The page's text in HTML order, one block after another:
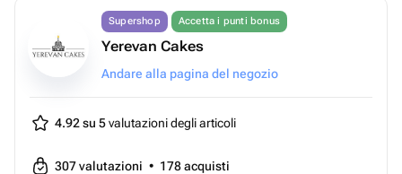
Supershop Accetta i punti bonus
Yerevan Cakes
Andare alla pagina del negozio
4.92 su 5valutazioni degli articoli
307valutazioni • 178acquisti